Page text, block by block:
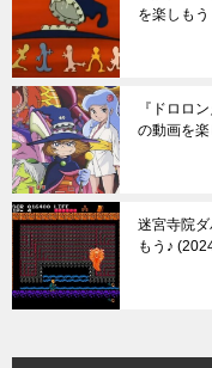
を楽しもう
『ドロロ
の動画を楽
迷宮寺院
もう♪